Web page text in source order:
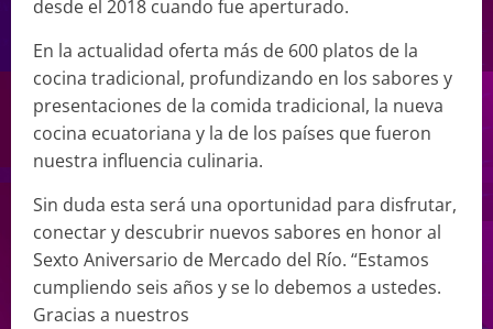
desde el 2018 cuando fue aperturado.
En la actualidad oferta más de 600 platos de la
cocina tradicional, profundizando en los sabores y
presentaciones de la comida tradicional, la nueva
cocina ecuatoriana y la de los países que fueron
nuestra influencia culinaria.
Sin duda esta será una oportunidad para disfrutar,
conectar y descubrir nuevos sabores en honor al
Sexto Aniversario de Mercado del Río. “Estamos
cumpliendo seis años y se lo debemos a ustedes.
Gracias a nuestros